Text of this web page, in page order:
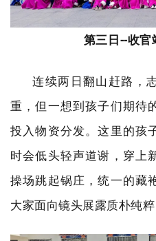
第三日--收官
连续两日翻山赶路，
重，但一想到孩子们期待
投入物资分发。这里的孩
时会低头轻声道谢，穿上
操场跳起锅庄，统一的藏
大家面向镜头展露质朴纯粹